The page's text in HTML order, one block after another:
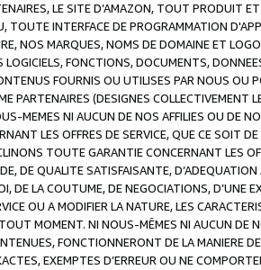
LE SITE D’AMAZON, TOUT PRODUIT
TOUTE INTERFACE DE PROGRAMMATION
NOS MARQUES, NOMS DE DOMAINE ET
LOGICIELS, FONCTIONS, DOCUMENTS,
FOURNIS OU UTILISES PAR NOUS OU
PARTENAIRES (DESIGNES COLLECTIVEMENT
MEMES NI AUCUN DE NOS AFFILIES OU DE
LES OFFRES DE SERVICE, QUE CE SOIT
TOUTE GARANTIE CONCERNANT LES
DE QUALITE SATISFAISANTE,
DE LA COUTUME, DE NEGOCIATIONS, D’UNE
OU A MODIFIER LA NATURE, LES
MOMENT. NI NOUS-MÊMES NI AUCUN DE
FONCTIONNERONT DE LA MANIERE
EXEMPTES D’ERREUR OU NE